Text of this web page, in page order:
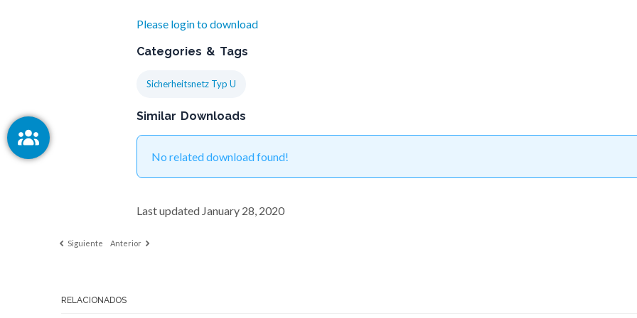
Please login to download
Categories & Tags
Sicherheitsnetz Typ U
Similar Downloads
No related download found!
Last updated January 28, 2020
Siguiente Anterior
RELACIONADOS